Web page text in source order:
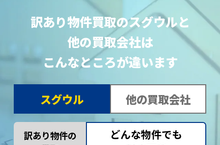
訳あり物件買取のスグウルと
他の買取会社は
こんなところが違います
スグウル 他の買取会社
訳あり物件の
どんな物件でも